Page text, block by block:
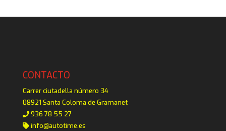
CONTACTO
Carrer ciutadella número 34
08921 Santa Coloma de Gramanet
936 78 55 27
info@autotime.es